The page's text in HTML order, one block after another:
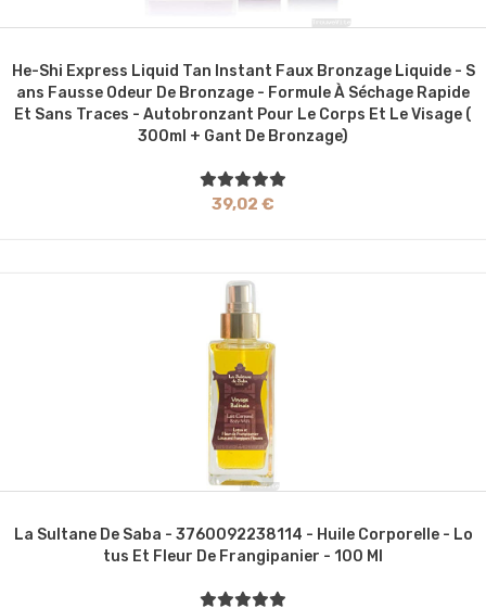
He-Shi Express Liquid Tan Instant Faux Bronzage Liquide - S
Ans Fausse Odeur De Bronzage - Formule À Séchage Rapide
Et Sans Traces - Autobronzant Pour Le Corps Et Le Visage (
300ml + Gant De Bronzage)
39,02 €
La Sultane De Saba - 3760092238114 - Huile Corporelle - Lo
Tus Et Fleur De Frangipanier - 100 Ml